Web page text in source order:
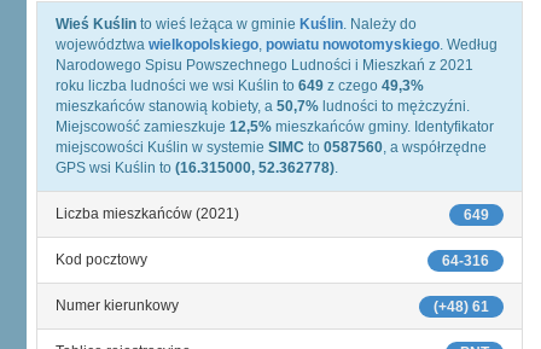
Wieś Kuślin to wieś leżąca w gminie Kuślin. Należy do
województwa wielkopolskiego, powiatu nowotomyskiego. Według
Narodowego Spisu Powszechnego Ludności i Mieszkań z 2021
roku liczba ludności we wsi Kuślin to 649 z czego 49,3%
mieszkańców stanowią kobiety, a 50,7% ludności to mężczyźni.
Miejscowość zamieszkuje 12,5% mieszkańców gminy. Identyfikator
miejscowości Kuślin w systemie SIMC to 0587560, a współrzędne
GPS wsi Kuślin to (16.315000, 52.362778).
649
Liczba mieszkańców (2021)
64-316
Kod pocztowy
(+48) 61
Numer kierunkowy